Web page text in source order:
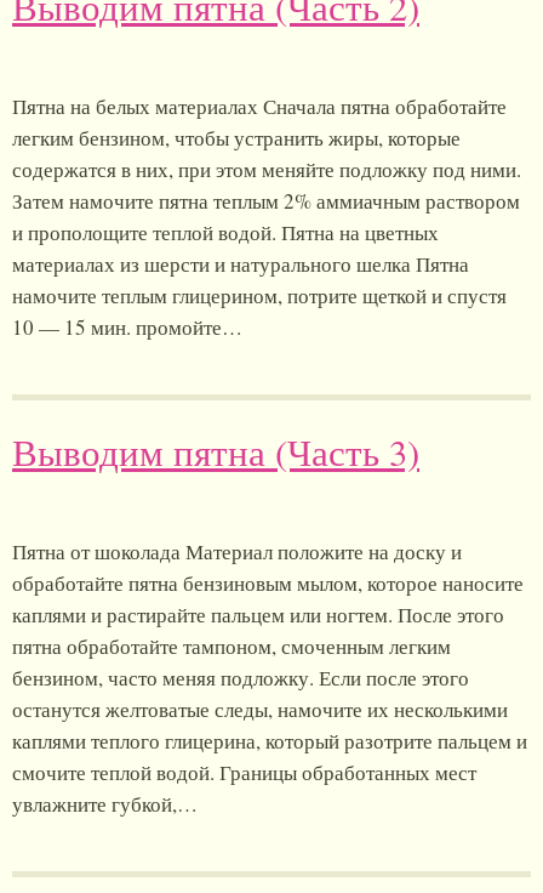
Пятна на белых материалах Сначала пятна обработайте
легким бензином, чтобы устранить жиры, которые
содержатся в них, при этом меняйте подложку под ними.
Затем намочите пятна теплым 2% аммиачным раствором
и прополощите теплой водой. Пятна на цветных
материалах из шерсти и натурального шелка Пятна
намочите теплым глицерином, потрите щеткой и спустя
10 — 15 мин. промойте…
Выводим пятна (Часть 3)
Пятна от шоколада Материал положите на доску и
обработайте пятна бензиновым мылом, которое наносите
каплями и растирайте пальцем или ногтем. После этого
пятна обработайте тампоном, смоченным легким
бензином, часто меняя подложку. Если после этого
останутся желтоватые следы, намочите их несколькими
каплями теплого глицерина, который разотрите пальцем и
смочите теплой водой. Границы обработанных мест
увлажните губкой,…